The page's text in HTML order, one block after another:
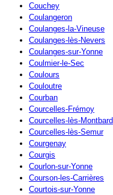
Couchey
Coulangeron
Coulanges-la-Vineuse
Coulanges-lès-Nevers
Coulanges-sur-Yonne
Coulmier-le-Sec
Coulours
Couloutre
Courban
Courcelles-Frémoy
Courcelles-lès-Montbard
Courcelles-lès-Semur
Courgenay
Courgis
Courlon-sur-Yonne
Courson-les-Carrières
Courtois-sur-Yonne